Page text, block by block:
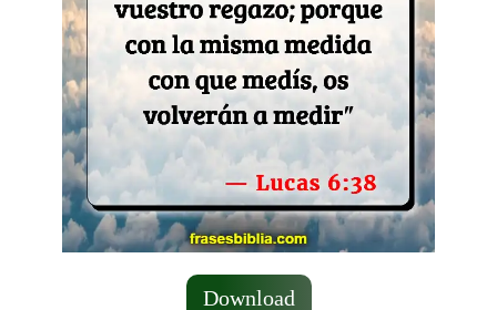
Download